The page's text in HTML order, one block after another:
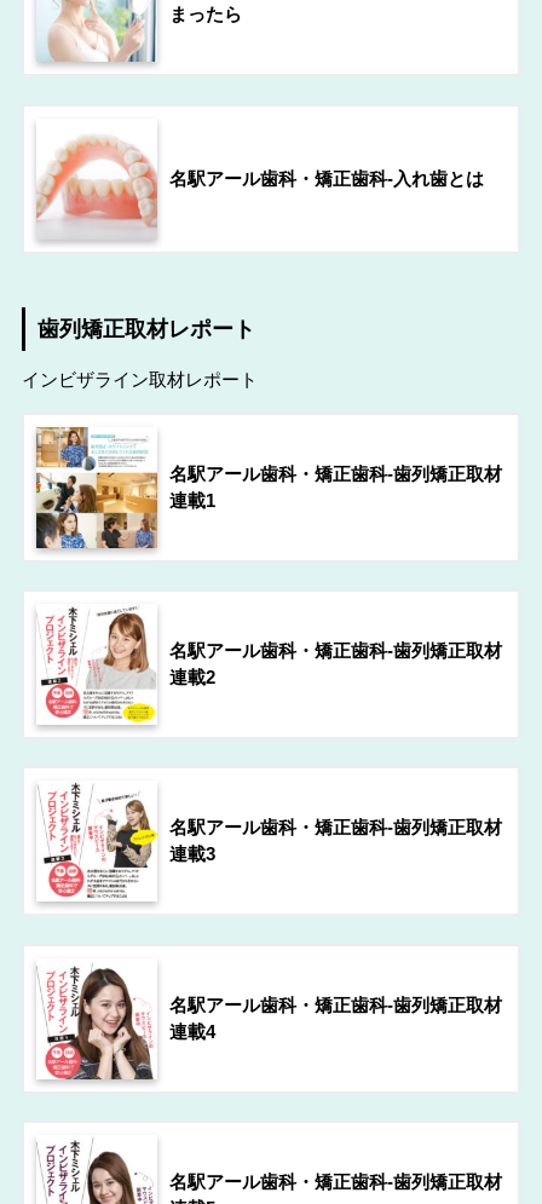
まったら
名駅アール歯科・矯正歯科-入れ歯とは
歯列矯正取材レポート
インビザライン取材レポート
名駅アール歯科・矯正歯科-歯列矯正取材
連載1
名駅アール歯科・矯正歯科-歯列矯正取材
連載2
名駅アール歯科・矯正歯科-歯列矯正取材
連載3
名駅アール歯科・矯正歯科-歯列矯正取材
連載4
名駅アール歯科・矯正歯科-歯列矯正取材